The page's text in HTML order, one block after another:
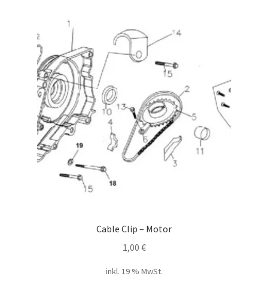
Cable Clip – Motor
1,00 €
inkl. 19 % MwSt.